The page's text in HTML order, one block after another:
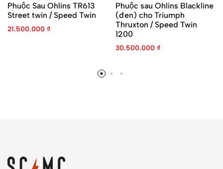
Phuộc Sau Ohlins TR613
Street twin / Speed Twin
21.500.000 ₫
Phuộc sau Ohlins Blackline
(đen) cho Triumph
Thruxton / Speed Twin
1200
30.500.000 ₫